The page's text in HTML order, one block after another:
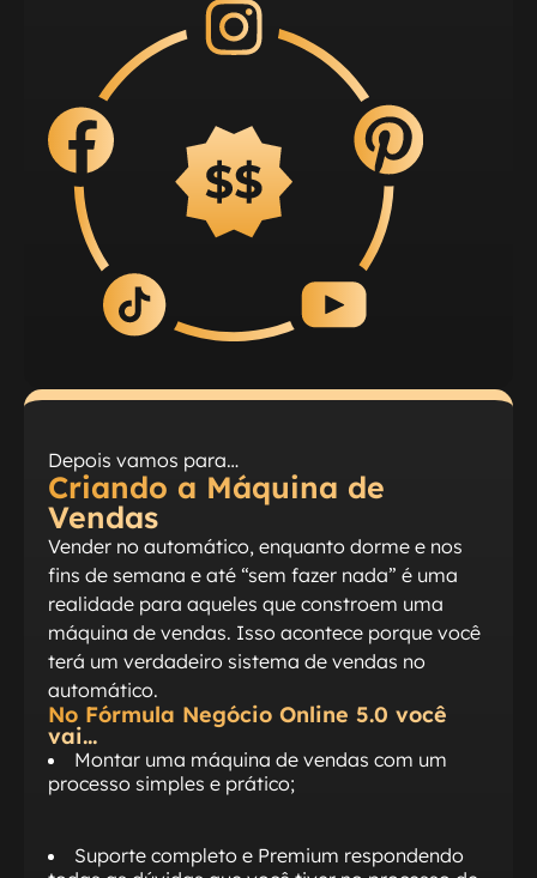
Depois vamos para…
Criando a Máquina de
Vendas
Vender no automático, enquanto dorme e nos
fins de semana e até “sem fazer nada” é uma
realidade para aqueles que constroem uma
máquina de vendas. Isso acontece porque você
terá um verdadeiro sistema de vendas no
automático.
No Fórmula Negócio Online 5.0 você
vai…
Montar uma máquina de vendas com um
processo simples e prático;
Suporte completo e Premium respondendo